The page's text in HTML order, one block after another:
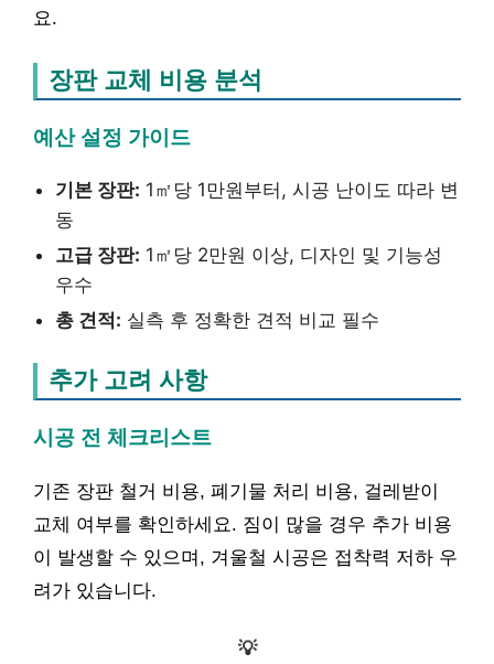
요.
장판 교체 비용 분석
예산 설정 가이드
기본 장판: 1㎡당 1만원부터, 시공 난이도 따라 변
동
고급 장판: 1㎡당 2만원 이상, 디자인 및 기능성
우수
총 견적: 실측 후 정확한 견적 비교 필수
추가 고려 사항
시공 전 체크리스트
기존 장판 철거 비용, 폐기물 처리 비용, 걸레받이
교체 여부를 확인하세요. 짐이 많을 경우 추가 비용
이 발생할 수 있으며, 겨울철 시공은 접착력 저하 우
려가 있습니다.
💡